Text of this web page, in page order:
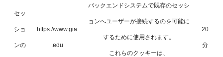
セッ
ショ
ンの
https://www.gia
.edu
バックエンドシステムで既存のセッシ
ョンへユーザーが接続するのを可能に
するために使用されます。
これらのクッキーは、
20
分